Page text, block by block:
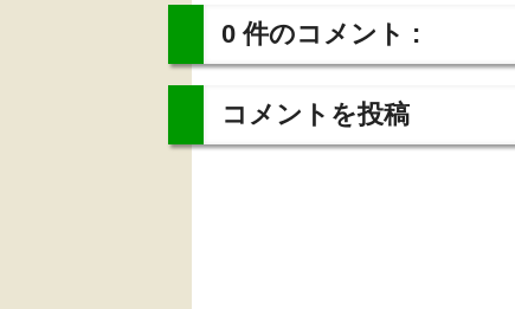
0 件のコメント :
コメントを投稿